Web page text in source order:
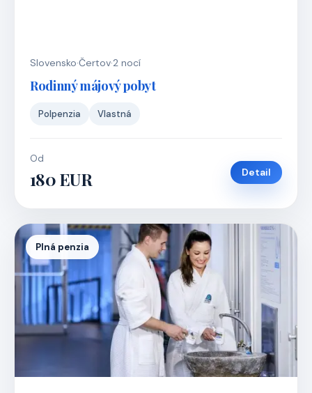
Slovensko·Čertov·2 nocí
Rodinný májový pobyt
Polpenzia Vlastná
Od
180 EUR Detail
Plná penzia